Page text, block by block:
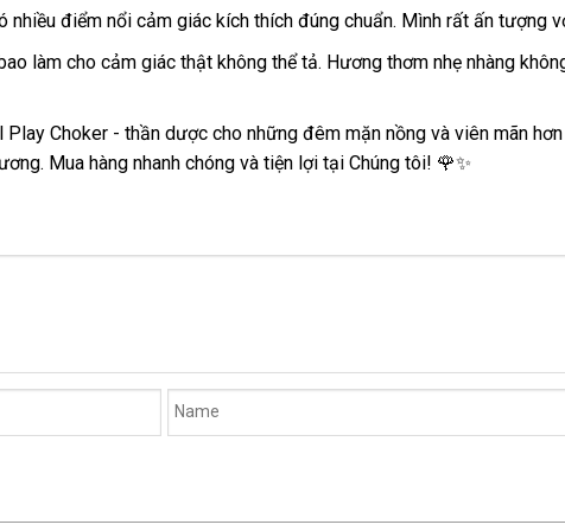
nhiều điểm nổi cảm giác kích thích đúng chuẩn. Mình rất ấn
làm cho cảm giác thật không thể tả. Hương thơm nhẹ nhàng
Choker - thần dược cho những đêm mặn nồng và viên mãn
Mua hàng nhanh chóng và tiện lợi tại Chúng tôi! 🌹✨